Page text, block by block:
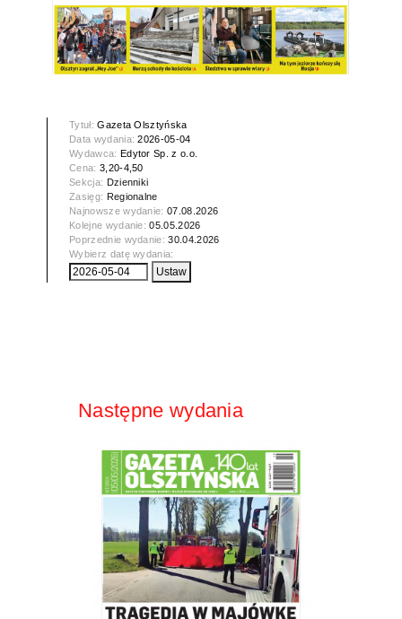
Tytuł:Gazeta Olsztyńska
Data wydania:2026-05-04
Wydawca: Edytor Sp. z o.o.
Cena: 3,20-4,50
Sekcja: Dzienniki
Zasięg: Regionalne
Najnowsze wydanie:07.08.2026
Kolejne wydanie:05.05.2026
Poprzednie wydanie:30.04.2026
Wybierz datę wydania:
Następne wydania